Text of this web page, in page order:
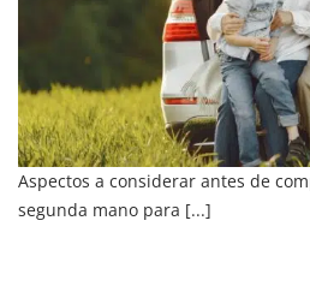
Aspectos a considerar antes de
segunda mano para [...]